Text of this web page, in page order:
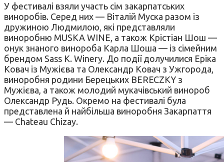
У фестивалі взяли участь сім закарпатських
виноробів. Серед них — Віталій Муска разом із
дружиною Людмилою, які представляли
виноробню MUSKA WINE, а також Крістіан Шош —
онук знаного винороба Карла Шоша — із сімейним
брендом Sass K. Winery. До події долучилися Еріка
Ковач із Мужієва та Олександр Ковач з Ужгорода,
виноробня родини Берецьких BERECZKY з
Мужієва, а також молодий мукачівський винороб
Олександр Рудь. Окремо на фестивалі була
представлена й найбільша виноробня Закарпаття
— Chateau Chizay.